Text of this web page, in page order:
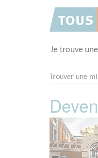
Je trouve
Trouver une